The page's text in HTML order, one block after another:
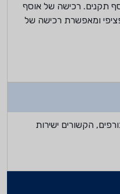
תקנים. רכישה של אוסף
ומאפשרת רכישה של
הקשורים ישירות